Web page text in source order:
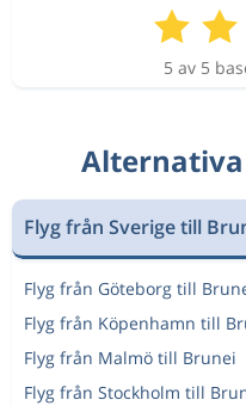
Göteborg
5 av 5
Flyg från Sverige till
Flyg från Göteborg till
Flyg från Köpenhamn till
Flyg från Malmö till Brunei
Flyg från Stockholm till